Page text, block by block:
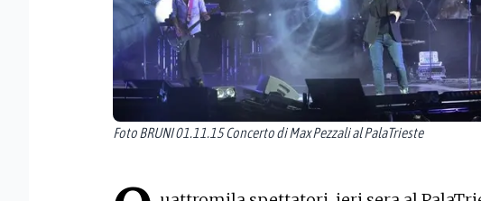
Foto BRUNI 01.11.15 Concerto di Max Pezzali al PalaTrieste